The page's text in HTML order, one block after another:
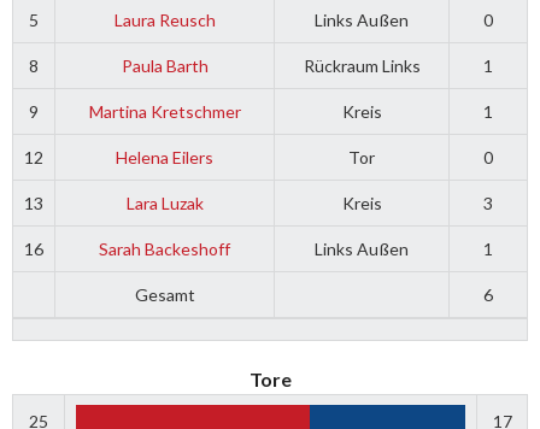
5 Laura Reusch Links Außen 0
8 Paula Barth Rückraum Links 1
9 Martina Kretschmer Kreis 1
12 Helena Eilers Tor 0
13 Lara Luzak Kreis 3
16 Sarah Backeshoff Links Außen 1
Gesamt 6
Tore
25 17